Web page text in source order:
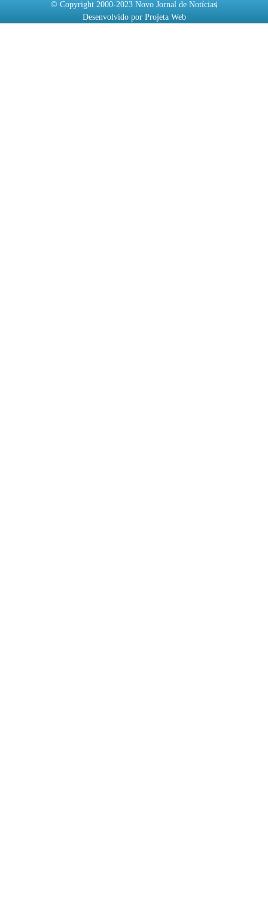
© Copyright 2000-2023 Novo Jornal de Notícias
Desenvolvido por Projeta Web